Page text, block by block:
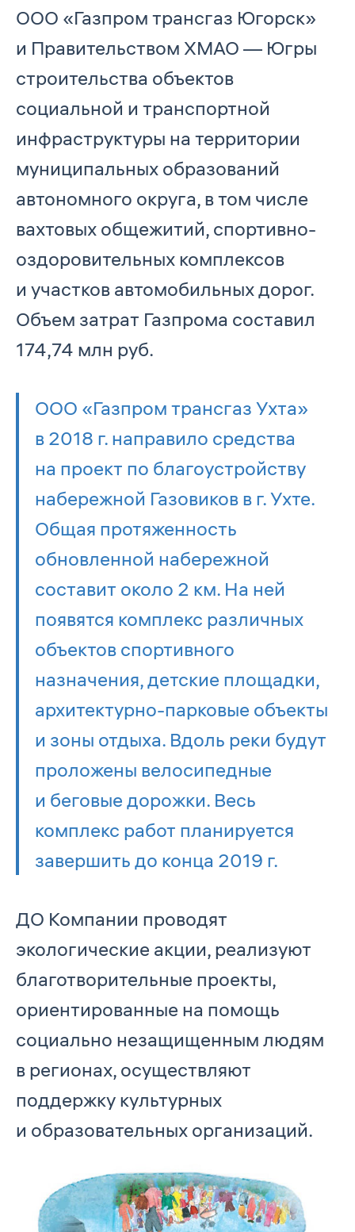
ООО «Газпром трансгаз Югорск»
и Правительством ХМАО — Югры
строительства объектов
социальной и транспортной
инфраструктуры на территории
муниципальных образований
автономного округа, в том числе
вахтовых общежитий, спортивно-
оздоровительных комплексов
и участков автомобильных дорог.
Объем затрат Газпрома составил
174,74 млн руб.
ООО «Газпром трансгаз Ухта»
в 2018 г. направило средства
на проект по благоустройству
набережной Газовиков в г. Ухте.
Общая протяженность
обновленной набережной
составит около 2 км. На ней
появятся комплекс различных
объектов спортивного
назначения, детские площадки,
архитектурно-парковые объекты
и зоны отдыха. Вдоль реки будут
проложены велосипедные
и беговые дорожки. Весь
комплекс работ планируется
завершить до конца 2019 г.
ДО Компании проводят
экологические акции, реализуют
благотворительные проекты,
ориентированные на помощь
социально незащищенным людям
в регионах, осуществляют
поддержку культурных
и образовательных организаций.